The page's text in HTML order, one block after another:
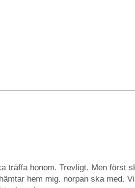
träffa honom. Trevligt. Men först
hem mig. norpan ska med.